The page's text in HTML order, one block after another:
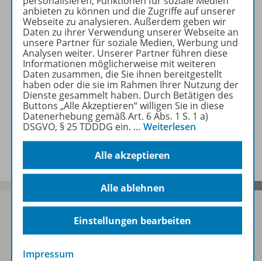
Zugehörige Produkte
Planungshilfen
Benachrichtigungs-Service
Veranstaltungen
Sofort profitieren
anbieten zu können und die Zugriffe auf unserer
Webseite zu analysieren. Außerdem geben wir
Daten zu ihrer Verwendung unserer Webseite an
unsere Partner für soziale Medien, Werbung und
Analysen weiter. Unserer Partner führen diese
Informationen möglicherweise mit weiteren
Daten zusammen, die Sie ihnen bereitgestellt
haben oder die sie im Rahmen Ihrer Nutzung der
Dienste gesammelt haben. Durch Betätigen des
Buttons „Alle Akzeptieren“ willigen Sie in diese
Datenerhebung gemäß Art. 6 Abs. 1 S. 1 a)
DSGVO, § 25 TDDDG ein. … Weiterlesen
Alle akzeptieren
Alle ablehnen
Einstellungen bearbeiten
Impressum